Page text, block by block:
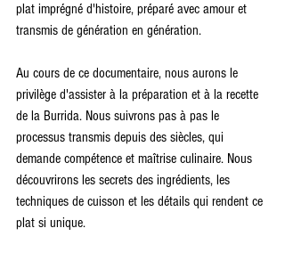
plat imprégné d'histoire, préparé avec amour et
transmis de génération en génération.
Au cours de ce documentaire, nous aurons le
privilège d'assister à la préparation et à la recette
de la Burrida. Nous suivrons pas à pas le
processus transmis depuis des siècles, qui
demande compétence et maîtrise culinaire. Nous
découvrirons les secrets des ingrédients, les
techniques de cuisson et les détails qui rendent ce
plat si unique.